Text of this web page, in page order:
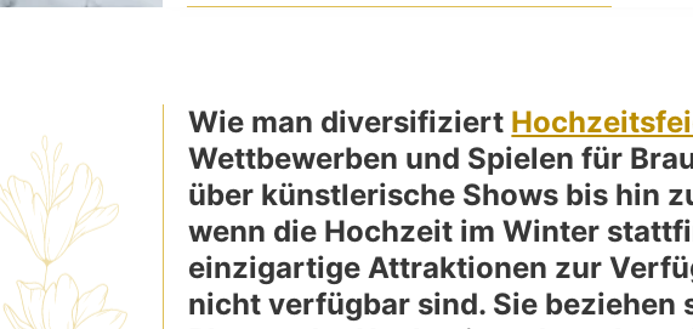
Wie man diversifiziert
Wettbewerben und Spielen für
über künstlerische Shows bis hin
wenn die Hochzeit im Winter
einzigartige Attraktionen zur
nicht verfügbar sind. Sie beziehen